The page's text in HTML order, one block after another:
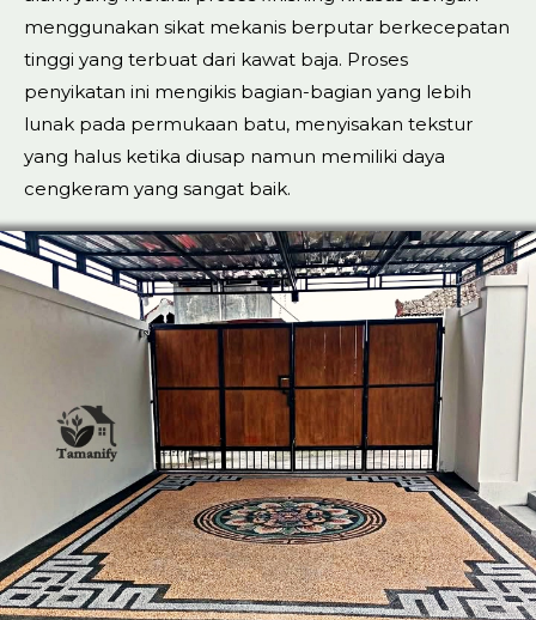
menggunakan sikat mekanis berputar berkecepatan
tinggi yang terbuat dari kawat baja. Proses
penyikatan ini mengikis bagian-bagian yang lebih
lunak pada permukaan batu, menyisakan tekstur
yang halus ketika diusap namun memiliki daya
cengkeram yang sangat baik.